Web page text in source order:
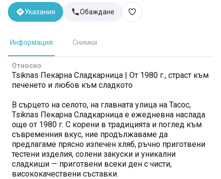
Указания Обаждане
Информация Снимки
Относно
Tsiknas Пекарна Сладкарница | От 1980 г., страст към
печенето и любов към сладкото
В сърцето на селото, на главната улица на Тасос,
Tsiknas Пекарна Сладкарница е ежедневна наслада
още от 1980 г. С корени в традицията и поглед към
съвременния вкус, ние продължаваме да
предлагаме прясно изпечен хляб, ръчно приготвени
тестени изделия, солени закуски и уникални
сладкиши — приготвени всеки ден с чисти,
висококачествени съставки.